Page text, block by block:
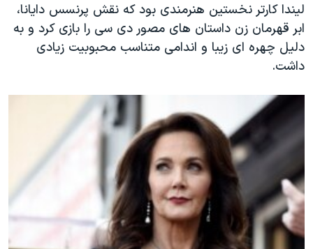
لیندا کارتر نخستین هنرمندی بود که نقش پرنسس دایانا،
ابر قهرمان زن داستان های مصور دی سی را بازی کرد و به
دلیل چهره ای زیبا و اندامی متناسب محبوبیت زیادی
داشت.